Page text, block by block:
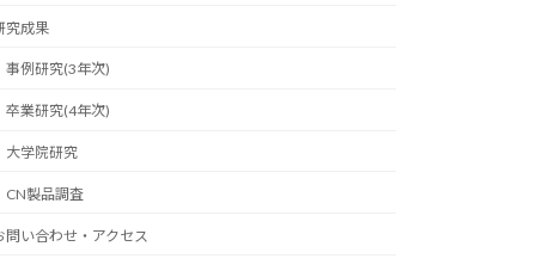
究成果
事例研究(3年次)
卒業研究(4年次)
大学院研究
CN製品調査
問い合わせ・アクセス